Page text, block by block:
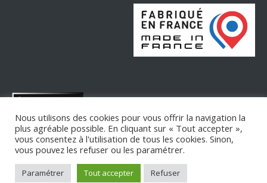
© ISCHELL Copyright 2007 - 2025. All Rights Reserved.
SUIVEZ-NOUS
Nous utilisons des cookies pour vous offrir la navigation la
plus agréable possible. En cliquant sur « Tout accepter »,
vous consentez à l'utilisation de tous les cookies. Sinon,
vous pouvez les refuser ou les paramétrer.
Paramétrer Tout accepter Refuser